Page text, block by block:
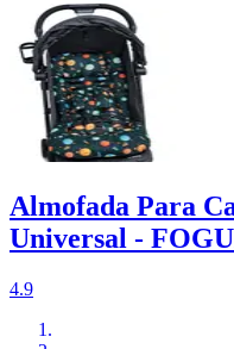
Almofada Para
Universal -
4.9